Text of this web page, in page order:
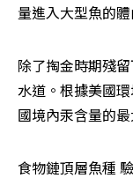
量進入大型魚的
除了掏金時期殘
水道。根據美國
國境內汞含量的
食物鏈頂層魚種